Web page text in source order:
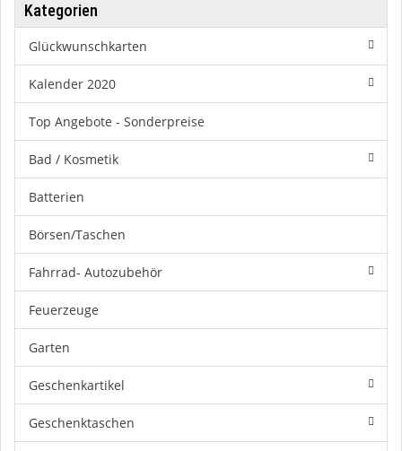
Kategorien
Glückwunschkarten
Kalender 2020
Top Angebote - Sonderpreise
Bad / Kosmetik
Batterien
Börsen/Taschen
Fahrrad- Autozubehör
Feuerzeuge
Garten
Geschenkartikel
Geschenktaschen